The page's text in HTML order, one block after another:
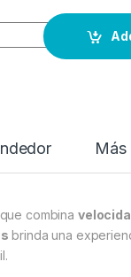
combina
brinda una